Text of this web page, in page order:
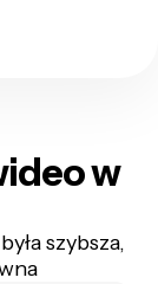
w
szybsza,